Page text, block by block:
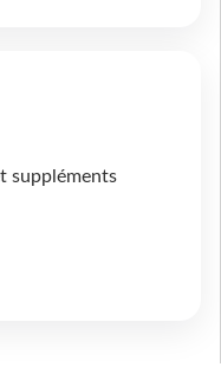
suppléments